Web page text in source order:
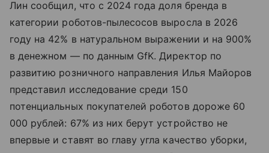
Лин сообщил, что с 2024 года доля бренда в
категории роботов-пылесосов выросла в 2026
году на 42% в натуральном выражении и на 900%
в денежном — по данным GfK. Директор по
развитию розничного направления Илья Майоров
представил исследование среди 150
потенциальных покупателей роботов дороже 60
000 рублей: 67% из них берут устройство не
впервые и ставят во главу угла качество уборки,